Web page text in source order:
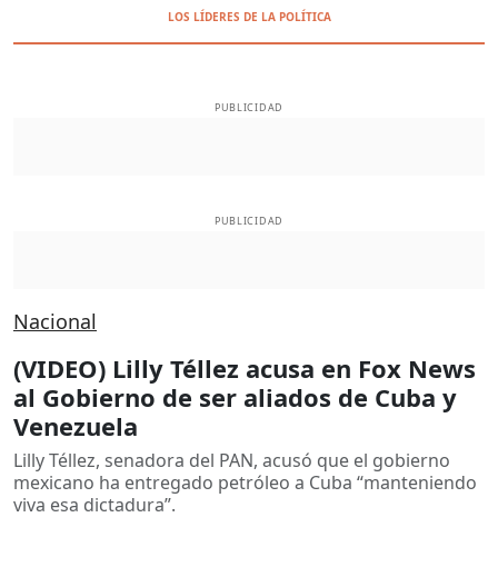
LOS LÍDERES DE LA POLÍTICA
PUBLICIDAD
PUBLICIDAD
Nacional
(VIDEO) Lilly Téllez acusa en Fox News
al Gobierno de ser aliados de Cuba y
Venezuela
Lilly Téllez, senadora del PAN, acusó que el gobierno
mexicano ha entregado petróleo a Cuba “manteniendo
viva esa dictadura”.